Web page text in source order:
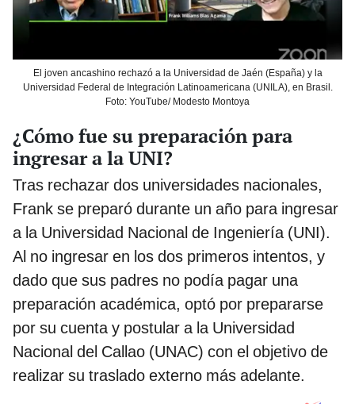
El joven ancashino rechazó a la Universidad de Jaén (España) y la
Universidad Federal de Integración Latinoamericana (UNILA), en Brasil.
Foto: YouTube/ Modesto Montoya
¿Cómo fue su preparación para
ingresar a la UNI?
Tras rechazar dos universidades nacionales,
Frank se preparó durante un año para ingresar
a la Universidad Nacional de Ingeniería (UNI).
Al no ingresar en los dos primeros intentos, y
dado que sus padres no podía pagar una
preparación académica, optó por prepararse
por su cuenta y postular a la Universidad
Nacional del Callao (UNAC) con el objetivo de
realizar su traslado externo más adelante.